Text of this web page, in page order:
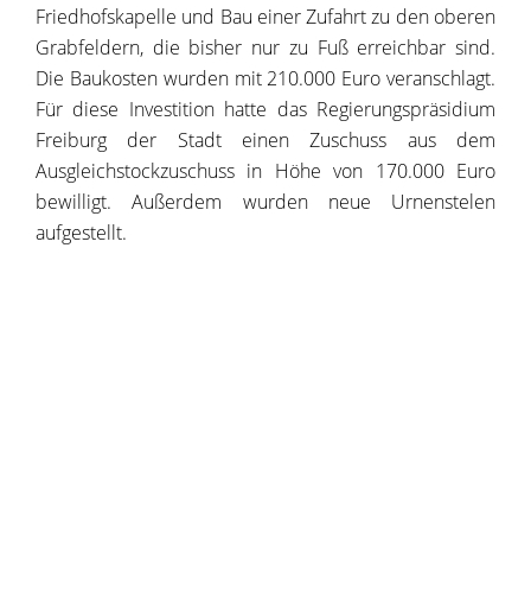
Friedhofskapelle und Bau einer Zufahrt zu den oberen
Grabfeldern, die bisher nur zu Fuß erreichbar sind.
Die Baukosten wurden mit 210.000 Euro veranschlagt.
Für diese Investition hatte das Regierungspräsidium
Freiburg der Stadt einen Zuschuss aus dem
Ausgleichstockzuschuss in Höhe von 170.000 Euro
bewilligt. Außerdem wurden neue Urnenstelen
aufgestellt.